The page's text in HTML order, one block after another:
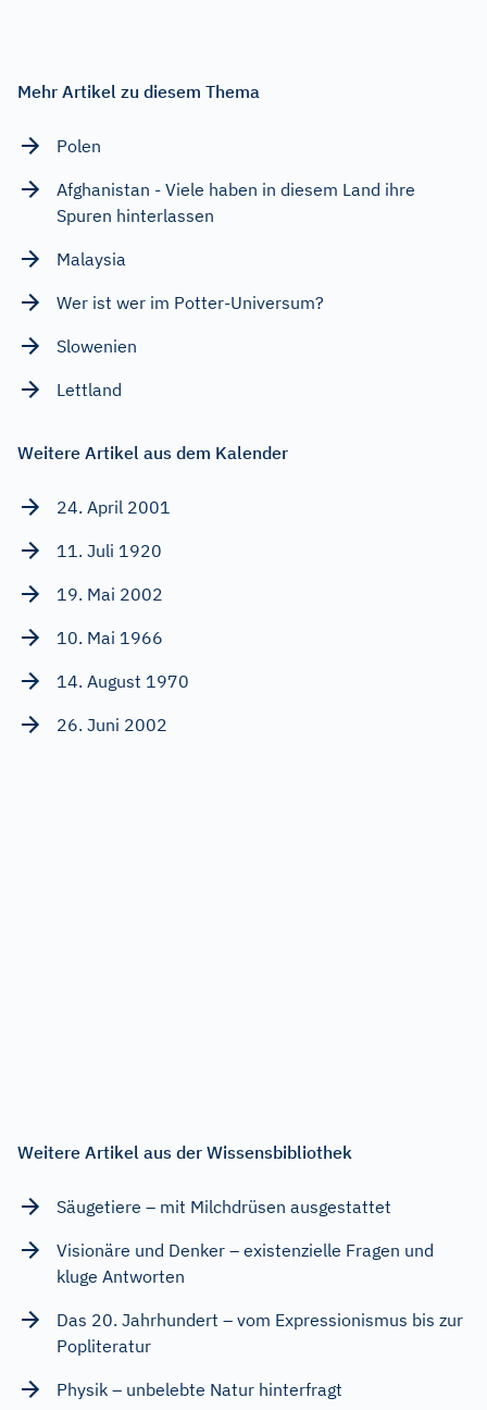
Mehr Artikel zu diesem Thema
Polen
Afghanistan - Viele haben in diesem Land ihre
Spuren hinterlassen
Malaysia
Wer ist wer im Potter-Universum?
Slowenien
Lettland
Weitere Artikel aus dem Kalender
24. April 2001
11. Juli 1920
19. Mai 2002
10. Mai 1966
14. August 1970
26. Juni 2002
Weitere Artikel aus der Wissensbibliothek
Säugetiere – mit Milchdrüsen ausgestattet
Visionäre und Denker – existenzielle Fragen und
kluge Antworten
Das 20. Jahrhundert – vom Expressionismus bis zur
Popliteratur
Physik – unbelebte Natur hinterfragt